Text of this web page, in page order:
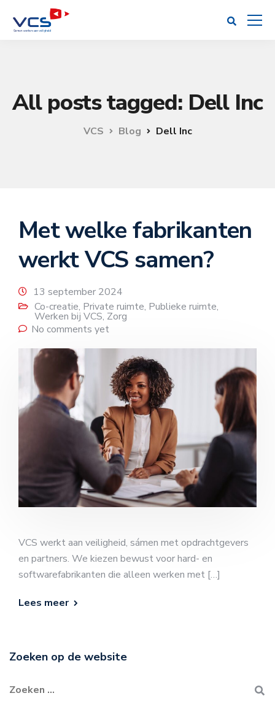
All posts tagged: Dell Inc
VCS Blog Dell Inc
Met welke fabrikanten
werkt VCS samen?
13 september 2024
Co-creatie, Private ruimte, Publieke ruimte,
Werken bij VCS, Zorg
No comments yet
VCS werkt aan veiligheid, sámen met opdrachtgevers
en partners. We kiezen bewust voor hard- en
softwarefabrikanten die alleen werken met […]
Lees meer
Zoeken op de website